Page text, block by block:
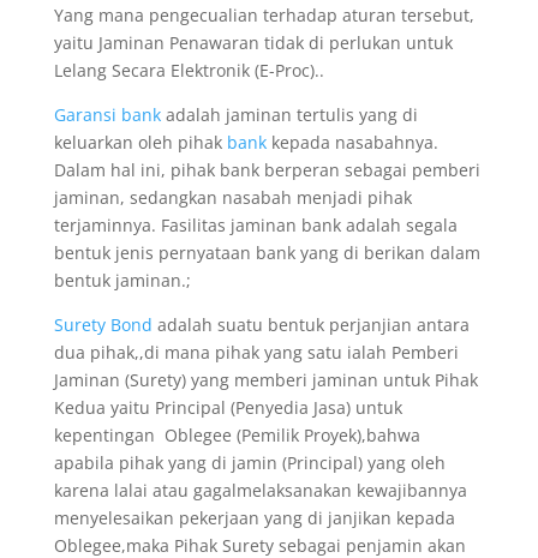
Yang mana pengecualian terhadap aturan tersebut,
yaitu Jaminan Penawaran tidak di perlukan untuk
Lelang Secara Elektronik (E-Proc)..
Garansi bankadalah jaminan tertulis yang di
keluarkan oleh pihak bankkepada nasabahnya.
Dalam hal ini, pihak bank berperan sebagai pemberi
jaminan, sedangkan nasabah menjadi pihak
terjaminnya. Fasilitas jaminan bank adalah segala
bentuk jenis pernyataan bank yang di berikan dalam
bentuk jaminan.;
Surety Bond adalah suatu bentuk perjanjian antara
dua pihak,,di mana pihak yang satu ialah Pemberi
Jaminan (Surety) yang memberi jaminan untuk Pihak
Kedua yaitu Principal (Penyedia Jasa) untuk
kepentingan Oblegee (Pemilik Proyek),bahwa
apabila pihak yang di jamin (Principal) yang oleh
karena lalai atau gagalmelaksanakan kewajibannya
menyelesaikan pekerjaan yang di janjikan kepada
Oblegee,maka Pihak Surety sebagai penjamin akan